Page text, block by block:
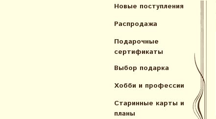
Новые поступления
Распродажа
Подарочные
сертификаты
Выбор подарка
Хобби и профессии
Старинные карты и
планы